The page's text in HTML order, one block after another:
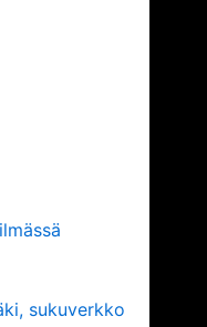
sukuverkko